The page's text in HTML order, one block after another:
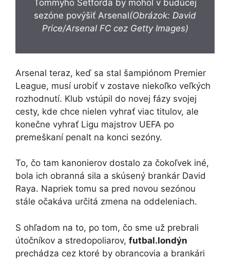
Tommyho Setforda by mohol v budúcej
sezóne povýšiť Arsenal(Obrázok: David
Price/Arsenal FC cez Getty Images)
Arsenal teraz, keď sa stal šampiónom Premier
League, musí urobiť v zostave niekoľko veľkých
rozhodnutí. Klub vstúpil do novej fázy svojej
cesty, kde chce nielen vyhrať viac titulov, ale
konečne vyhrať Ligu majstrov UEFA po
premeškaní penalt na konci sezóny.
To, čo tam kanonierov dostalo za čokoľvek iné,
bola ich obranná sila a skúsený brankár David
Raya. Napriek tomu sa pred novou sezónou
stále očakáva určitá zmena na oddeleniach.
S ohľadom na to, po tom, čo sme už prebrali
útočníkov a stredopoliarov, futbal.londýn
prechádza cez ktoré by obrancovia a brankári